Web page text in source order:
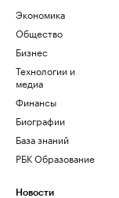
Экономика
Общество
Бизнес
Технологии и
медиа
Финансы
Биографии
База знаний
РБК Образование
Новости